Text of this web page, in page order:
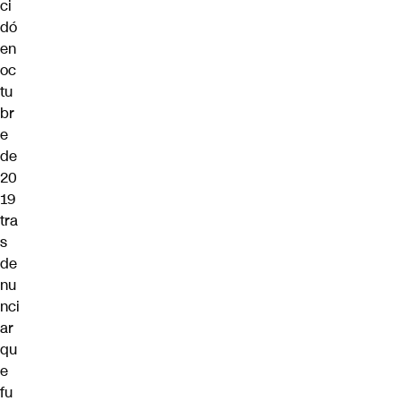
ci
dó
en
oc
tu
br
e
de
20
19
tra
s
de
nu
nci
ar
qu
e
fu